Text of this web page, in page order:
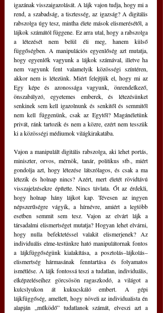
igazának visszaigazolását. A lájk vajon tudja, hogy mi a
rend, a szabadság, a tisztesség, az igazság? A digitális
rabszolga úgy tesz, mintha élete mások elismerésétől, a
lájkok számától függene. Ez arra utal, hogy a rabszolga
a létezését nem belül éli meg, hanem külső
függőségben. A manipulációs egyenlőség azt mutatja,
hogy egyenlők vagyunk a lájkok számával, illetve ha
nem vagyunk fent valamelyik közösségi színtéren,
akkor nem is létezünk. Miért felejtjük el, hogy mi az
Egy képe és azonossága vagyunk, önrendelkező,
önszabályzó, egyetemes emberek, és létezésünket
senkinek sem kell igazolnunk és senkitől és semmitől
nem kell függenünk, csak az Egytől? Magánéletünk
privát, ránk tartozik és nem a közre, ezért nem tesszük
ki a közösségi médiumok világkirakatába.
Vajon a manipulált digitális rabszolga, aki lehet portás,
miniszter, orvos, mérnök, tanár, politikus stb., miért
gondolja azt, hogy létezése látszólagos, és csak a ma
létezik és holnap nincs? Azért, mert életét rövidtávú
visszajelzésekre építette. Nincs távlata. Őt az érdekli,
hogy holnap hány lájkot kap. Tévesen az ingyen
népszerűségre vágyik, a hírnévre, amiért a legtöbb
esetben semmit sem tesz. Vajon az elvárt lájk a
társadalmi elismertséget mutatja? Hogyan lehet elvárni,
hogy nulla befektetéssel valakit elismerjenek? Az
individuális elme-testünkre ható manipulátornak fontos
a lájkfüggőségünk kialakítása, a posztolás–lájkolás–
elismertség hármasának fenntartása és folyamatos
ismétlése. A lájk fontossá teszi a tudatlan, individuális,
elképzeléseihez görcsösön ragaszkodó, a világot a
kulcslyukon át kukucskáló embert. A gépi
lájkfüggőség, amellett, hogy növeli az individualista én
alapján „működő” tudatlanok számát, elveszi azt a